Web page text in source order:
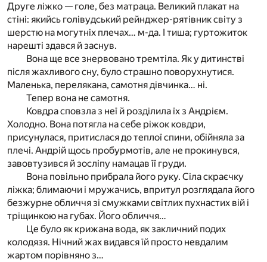
Друге ліжко — голе, без матраца. Великий плакат на
стіні: якийсь голівудський рейнджер-рятівник світу з
шерстю на могутніх плечах… м-да. І тиша; гуртожиток
нарешті здався й заснув.
Вона ще все знервовано тремтіла. Як у дитинстві
після жахливого сну, було страшно поворухнутися.
Маленька, перелякана, самотня дівчинка… ні.
Тепер вона не самотня.
Ковдра сповзла з неї й розділила їх з Андрієм.
Холодно. Вона потягла на себе ріжок ковдри,
присунулася, притислася до теплої спини, обійняла за
плечі. Андрій щось пробурмотів, але не прокинувся,
завовтузився й зосліпу намацав її груди.
Вона повільно прибрала його руку. Сіла скраєчку
ліжка; блимаючи і мружачись, впритул розглядала його
безжурне обличчя зі смужками світлих пухнастих вій і
тріщинкою на губах. Його обличчя…
Це було як крижана вода, як закличний подих
колодязя. Нічний жах видався їй просто невдалим
жартом порівняно з…